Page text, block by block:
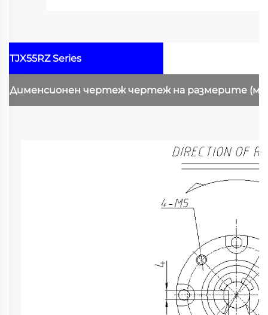
TJX55RZ Series
Дименсионен чертежчертеж на размерите